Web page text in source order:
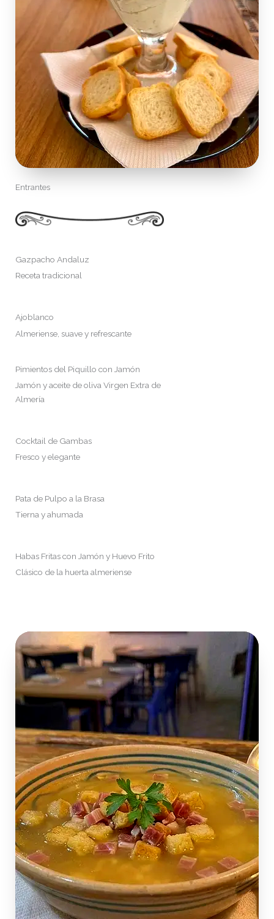
Entrantes
Gazpacho Andaluz
Receta tradicional
Ajoblanco
Almeriense, suave y refrescante
Pimientos del Piquillo con Jamón
Jamón y aceite de oliva Virgen Extra de
Almería
Cocktail de Gambas
Fresco y elegante
Pata de Pulpo a la Brasa
Tierna y ahumada
Habas Fritas con Jamón y Huevo Frito
Clásico de la huerta almeriense